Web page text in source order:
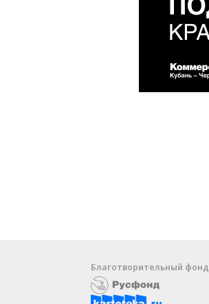
Благотворительный фонд